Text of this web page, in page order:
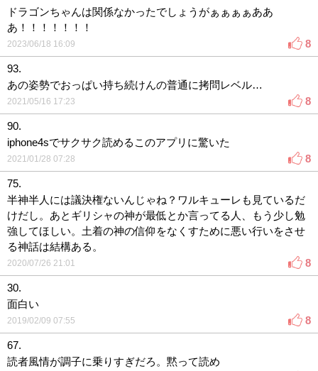
ドラゴンちゃんは関係なかったでしょうがぁぁぁぁああ
あ！！！！！！！
2023/06/18 16:09 8
93.
あの姿勢でおっぱい持ち続けんの普通に拷問レベル…
2021/05/16 17:23 8
90.
iphone4sでサクサク読めるこのアプリに驚いた
2021/01/28 07:28 8
75.
半神半人には議決権ないんじゃね？ワルキューレも見ているだ
けだし。あとギリシャの神が最低とか言ってる人、もう少し勉
強してほしい。土着の神の信仰をなくすために悪い行いをさせ
る神話は結構ある。
2020/07/26 21:01 8
30.
面白い
2019/02/09 07:55 8
67.
読者風情が調子に乗りすぎだろ。黙って読め